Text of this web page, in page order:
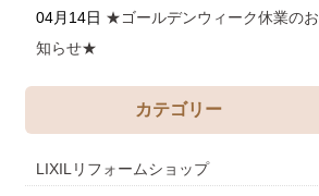
04月14日 ★ゴールデンウィーク休業のお
知らせ★
カテゴリー
LIXILリフォームショップ